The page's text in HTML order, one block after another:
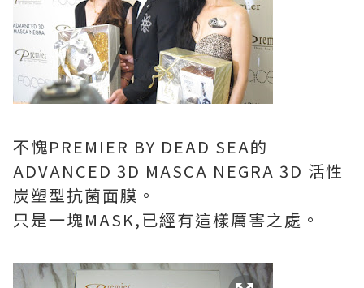
不愧PREMIER BY DEAD SEA的
ADVANCED 3D MASCA NEGRA 3D 活性
炭塑型抗菌面膜。
只是一塊MASK,已經有這樣厲害之處。